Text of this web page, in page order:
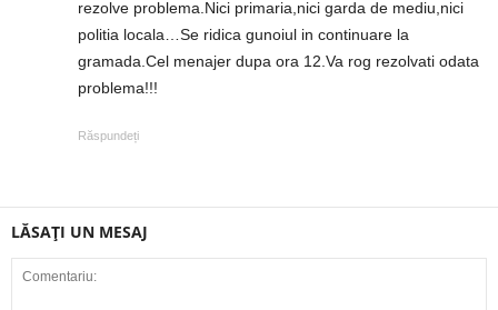
rezolve problema.Nici primaria,nici garda de mediu,nici
politia locala…Se ridica gunoiul in continuare la
gramada.Cel menajer dupa ora 12.Va rog rezolvati odata
problema!!!
Răspundeți
LĂSAȚI UN MESAJ